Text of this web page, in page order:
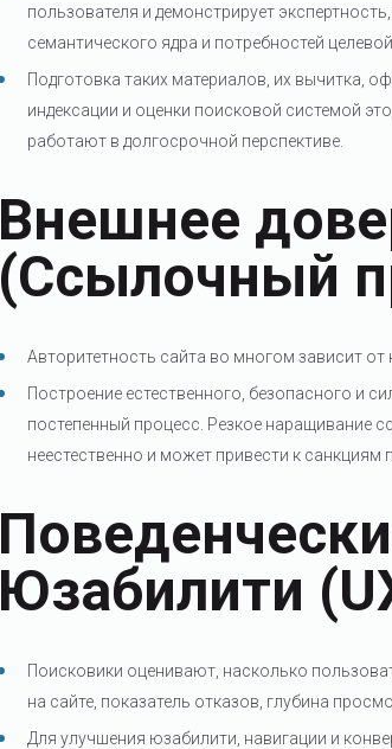
пользователя и демонстрирует
семантического ядра и потребностей
Подготовка таких материалов, их вычитка,
индексации и оценки поисковой системой
работают в долгосрочной перспективе.
Внешнее
(Ссылочный
Авторитетность сайта во многом зависит
Построение естественного, безопасного и
постепенный процесс. Резкое наращивание
неестественно и может привести к
Юзабилити
Поисковики оценивают, насколько
на сайте, показатель отказов, глубина
Для улучшения юзабилити, навигации и